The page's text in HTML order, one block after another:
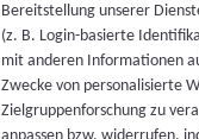
Bereitstellung unserer
(z. B. Login-basierte
mit anderen Informationen
Zwecke von personalisierte
Zielgruppenforschung zu
anpassen bzw. widerrufen,